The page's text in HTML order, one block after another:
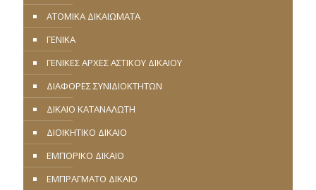
ΑΤΟΜΙΚΑ ΔΙΚΑΙΩΜΑΤΑ
ΓΕΝΙΚΑ
ΓΕΝΙΚΕΣ ΑΡΧΕΣ ΑΣΤΙΚΟΥ ΔΙΚΑΙΟΥ
ΔΙΑΦΟΡΕΣ ΣΥΝΙΔΙΟΚΤΗΤΩΝ
ΔΙΚΑΙΟ ΚΑΤΑΝΑΛΩΤΗ
ΔΙΟΙΚΗΤΙΚΟ ΔΙΚΑΙΟ
ΕΜΠΟΡΙΚΟ ΔΙΚΑΙΟ
ΕΜΠΡΑΓΜΑΤΟ ΔΙΚΑΙΟ